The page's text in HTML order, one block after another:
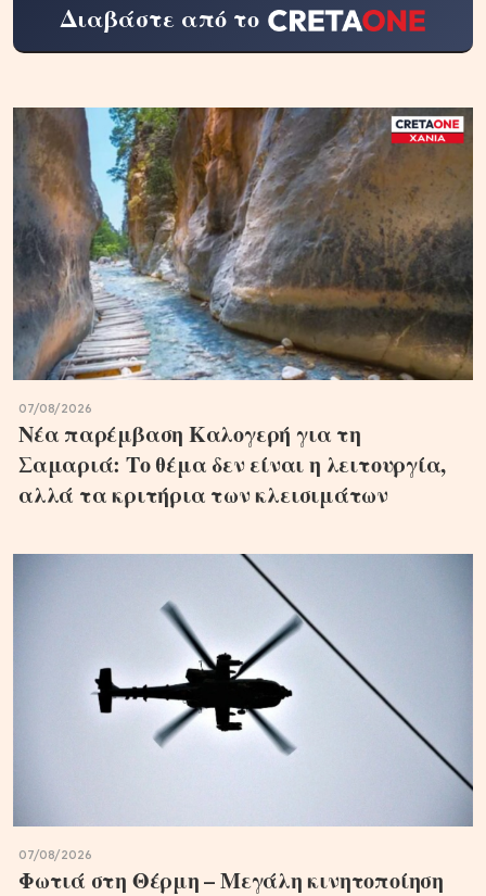
Διαβάστε από το
07/08/2026
Νέα παρέμβαση Καλογερή για τη
Σαμαριά: Το θέμα δεν είναι η λειτουργία,
αλλά τα κριτήρια των κλεισιμάτων
07/08/2026
Φωτιά στη Θέρμη – Μεγάλη κινητοποίηση